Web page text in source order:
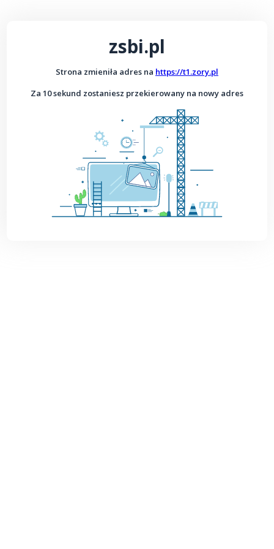
zsbi.pl
Strona zmieniła adres na https://t1.zory.pl
Za 10 sekund zostaniesz przekierowany na nowy adres